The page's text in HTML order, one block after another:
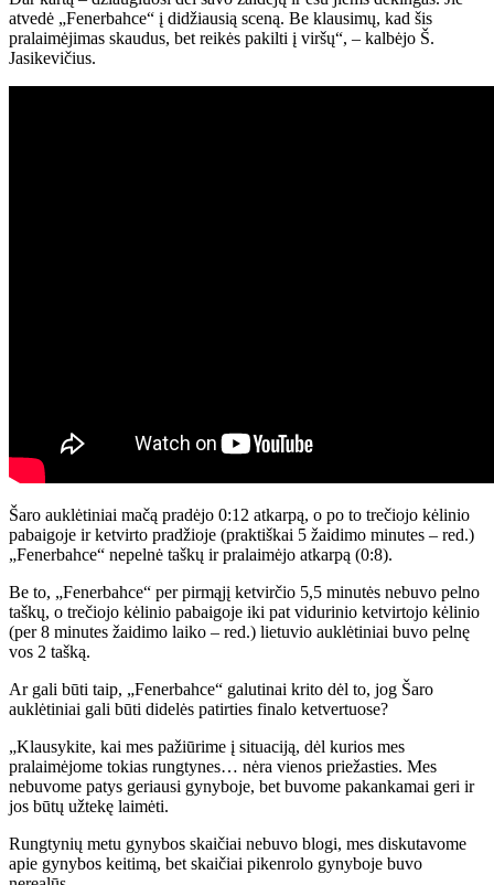
atvedė „Fenerbahce“ į didžiausią sceną. Be klausimų, kad šis
pralaimėjimas skaudus, bet reikės pakilti į viršų“, – kalbėjo Š.
Jasikevičius.
Šaro auklėtiniai mačą pradėjo 0:12 atkarpą, o po to trečiojo kėlinio
pabaigoje ir ketvirto pradžioje (praktiškai 5 žaidimo minutes – red.)
„Fenerbahce“ nepelnė taškų ir pralaimėjo atkarpą (0:8).
Be to, „Fenerbahce“ per pirmąjį ketvirčio 5,5 minutės nebuvo pelno
taškų, o trečiojo kėlinio pabaigoje iki pat vidurinio ketvirtojo kėlinio
(per 8 minutes žaidimo laiko – red.) lietuvio auklėtiniai buvo pelnę
vos 2 tašką.
Ar gali būti taip, „Fenerbahce“ galutinai krito dėl to, jog Šaro
auklėtiniai gali būti didelės patirties finalo ketvertuose?
„Klausykite, kai mes pažiūrime į situaciją, dėl kurios mes
pralaimėjome tokias rungtynes… nėra vienos priežasties. Mes
nebuvome patys geriausi gynyboje, bet buvome pakankamai geri ir
jos būtų užtekę laimėti.
Rungtynių metu gynybos skaičiai nebuvo blogi, mes diskutavome
apie gynybos keitimą, bet skaičiai pikenrolo gynyboje buvo